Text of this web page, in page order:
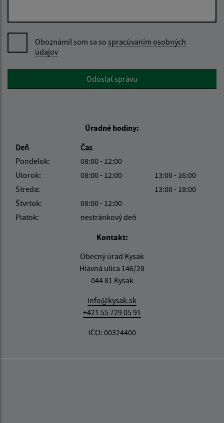
Oboznámil som sa so spracúvaním osobných
údajov
Google reCaptcha ResponseOdoslať správu
Úradné hodiny:
Deň
Čas
Pondelok:
08:00 - 12:00
Utorok:
08:00 - 12:00
13:00 - 16:00
Streda:
13:00 - 18:00
Štvrtok:
08:00 - 12:00
Piatok:
nestránkový deň
Kontakt:
Obecný úrad Kysak
Hlavná ulica 146/28
044 81 Kysak
info@kysak.sk
+421 55 729 05 91
IČO: 00324400